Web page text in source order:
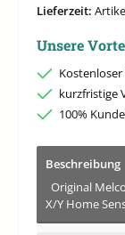
Lieferzeit:
Unsere
Kostenloser
kurzfristige
100%
Beschreibung
Original
X/Y Home